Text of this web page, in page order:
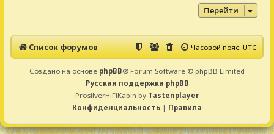
Перейти
Список форумов Часовой пояс:UTC
Создано на основе phpBB® Forum Software © phpBB Limited
Русская поддержка phpBB
ProsilverHiFiKabin by Tastenplayer
Конфиденциальность | Правила